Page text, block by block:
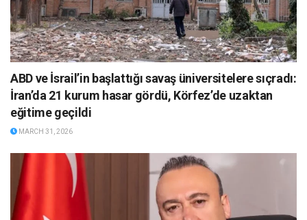
ABD ve İsrail’in başlattığı savaş üniversitelere sıçradı:
İran’da 21 kurum hasar gördü, Körfez’de uzaktan
eğitime geçildi
MARCH 31, 2026